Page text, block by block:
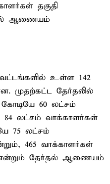
தகுதி
ஆணையம்
உள்ள 142
முதற்கட்ட தேர்தலில்
கோடியே 60 லட்சம்
84 லட்சம் வாக்காளர்கள்
75 லட்சம்
465 வாக்காளர்கள்
என்றும் தேர்தல் ஆணையம்